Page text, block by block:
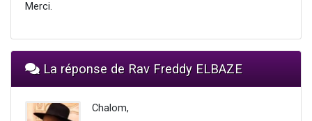
Merci.
La réponse de Rav Freddy ELBAZE
Chalom,